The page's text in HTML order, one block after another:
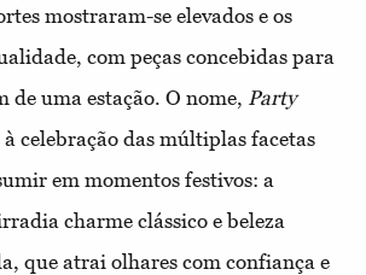
mostraram-se elevados e os
com peças concebidas para
uma estação. O nome, Party
celebração das múltiplas facetas
em momentos festivos: a
charme clássico e beleza
que atrai olhares com confiança e